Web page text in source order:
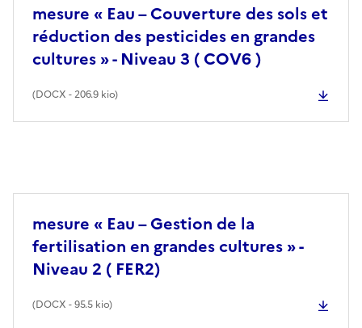
mesure « Eau – Couverture des sols et
réduction des pesticides en grandes
cultures » - Niveau 3 ( COV6 )
(DOCX - 206.9 kio)
mesure « Eau – Gestion de la
fertilisation en grandes cultures » -
Niveau 2 ( FER2)
(DOCX - 95.5 kio)